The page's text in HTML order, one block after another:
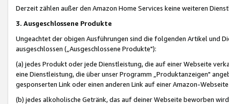
Derzeit zählen außer den Amazon Home Services keine weiteren
3. Ausgeschlossene Produkte
Ungeachtet der obigen Ausführungen sind die folgenden Artikel und
ausgeschlossen („Ausgeschlossene Produkte"):
(a) jedes Produkt oder jede Dienstleistung, die auf einer Webseite
eine Dienstleistung, die über unser Programm „Produktanzeigen"
gesponserten Link oder einen anderen Link auf einer Amazon-
(b) jedes alkoholische Getränk, das auf deiner Webseite beworben